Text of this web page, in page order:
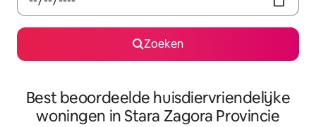
Zoeken
Best beoordeelde huisdiervriendelijke
woningen in Stara Zagora Provincie